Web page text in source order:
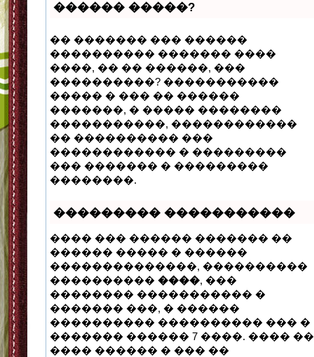
������ �����?
�� ������� ��� ������
���������� ������� ����
����, �� �� ������, ���
����������? �����������
����� � ��� �� ������
�������, � ����� ��������
�����������, ������������
�� ���������� ���
������������ � ���������
��� ������� � ���������
��������.
��������� �����������
���� ��� ������ ������� ��
������ ����� � ������
��������������, ����������
���������� ����, ���
�������� ����������� �
������� ���, � ������
���������� ���������� ��� �
������� ������ 7 ����. ���� ��
���� ������ � ��� ��